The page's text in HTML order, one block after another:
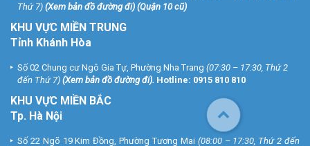
Thứ 7) (Xem bản đồ đường đi) (Quận 10 cũ)
KHU VỰC MIỀN TRUNG
Tỉnh Khánh Hòa
Số 02 Chung cư Ngô Gia Tự, Phường Nha Trang (07:30 – 17:30, Thứ 2
đến Thứ 7) (Xem bản đồ đường đi). Hotline: 0915 810 810
KHU VỰC MIỀN BẮC
Tp. Hà Nội
Số 22 Ngõ 19 Kim Đồng, Phường Tương Mai (08:00 – 17:30, Thứ 2 đến